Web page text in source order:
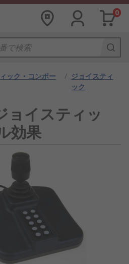
0
ック・コンポー
/ ジョイスティ
ック
ョイスティッ
効果